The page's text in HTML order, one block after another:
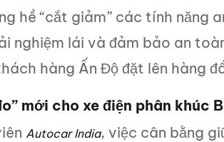
hề “cắt giảm” các tính năng
nghiệm lái và đảm bảo an
hàng Ấn Độ đặt lên hàng
mới cho xe điện phân khúc B
Autocar India, việc cân bằng